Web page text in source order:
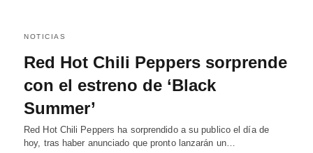
NOTICIAS
Red Hot Chili Peppers sorprende
con el estreno de ‘Black
Summer’
Red Hot Chili Peppers ha sorprendido a su publico el día de
hoy, tras haber anunciado que pronto lanzarán un…